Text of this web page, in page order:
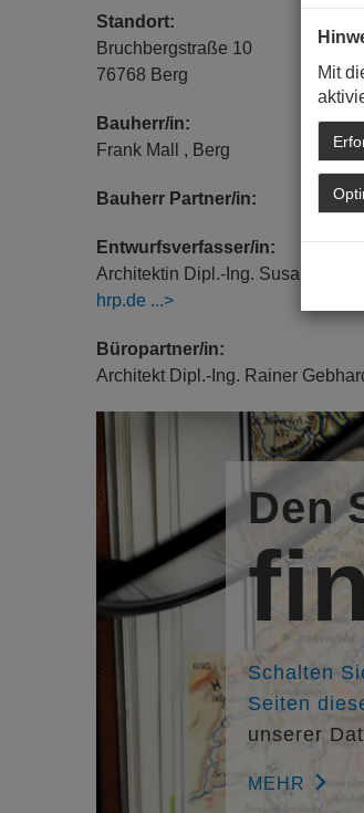
Standort:
Bruchbergstraße 10
76768 Berg
Bauherr/in:
Frank Mall , Berg
Bauherr Partner/in:
Entwurfsverfasser/in:
Architektin Dipl.-Ing. Susanne
hrp.de
Büropartner/in:
Architekt Dipl.-Ing. Rainer
Den
Schalten
Seiten
unserer
MEHR
Mit